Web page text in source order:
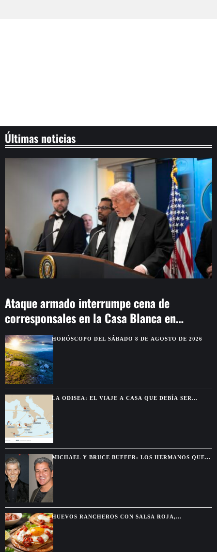
Últimas noticias
Ataque armado interrumpe cena de
corresponsales en la Casa Blanca en
WashingtonHORÓSCOPO DEL SÁBADO 8 DE AGOSTO DE 2026
LA ODISEA: EL VIAJE A CASA QUE DEBÍA SER
MICHAEL Y BRUCE BUFFER: LOS HERMANOS QUE
SE DESCUBRIERON GRACIAS A UNA PELEA POR
TELEVISIÓN
HUEVOS RANCHEROS CON SALSA ROJA,
TORTILLAS DORADAS Y SABOR DE DESAYUNO
MEXICANO